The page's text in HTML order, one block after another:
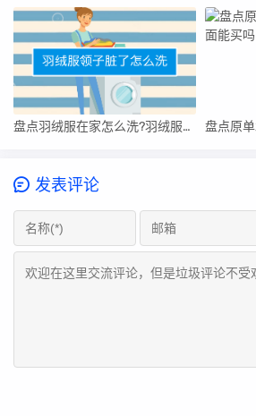
盘点羽绒服在家怎么洗?羽绒服在家怎么洗
发表评论